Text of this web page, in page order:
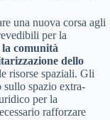
una nuova corsa agli
per la
comunità
dello
risorse spaziali. Gli
sullo spazio extra-
per la
rafforzare